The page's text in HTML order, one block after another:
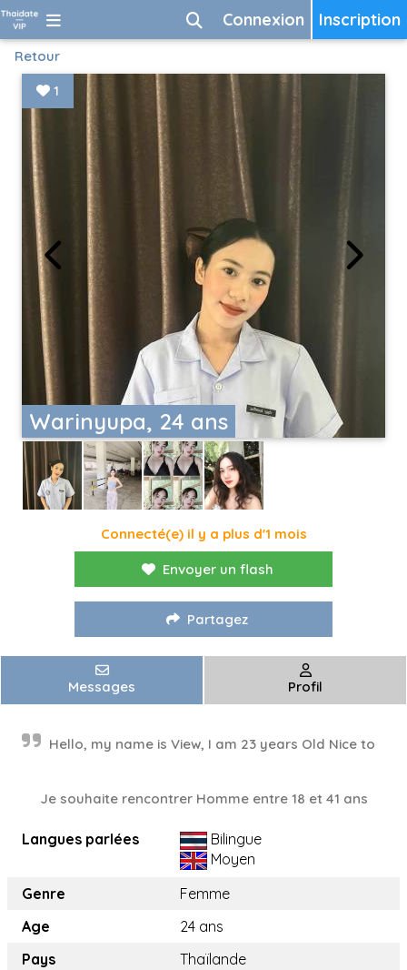
Inscription
Connexion
Retour
Warinyupa, 24 ans
1
Connecté(e) il y a plus d'1 mois
Envoyer un flash
Partagez
Messages Profil
Hello, my name is View, I am 23 years Old Nice to
Je souhaite rencontrer Homme entre 18 et 41 ans
Langues parlées
Bilingue
Moyen
Genre
Femme
Age
24 ans
Pays
Thaïlande